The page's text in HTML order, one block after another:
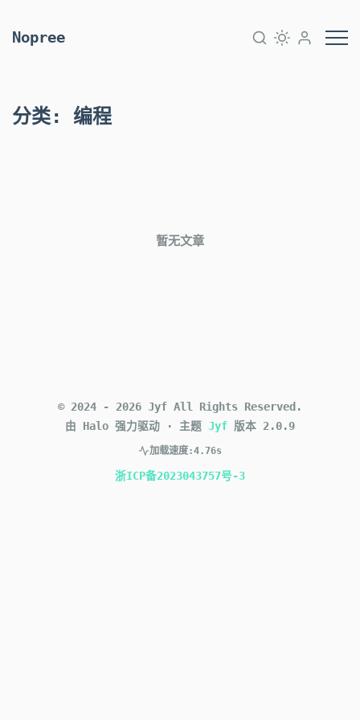
Nopree
分类: 编程
暂无文章
© 2024 - 2026 Jyf All Rights Reserved.
由 Halo 强力驱动
· 主题 Jyf 版本 2.0.9
加载速度:4.76s
浙ICP备2023043757号-3